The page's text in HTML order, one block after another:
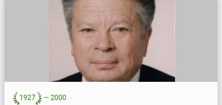
1927 — 2000